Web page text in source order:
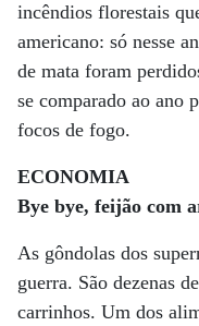
incêndios florestais
americano: só nesse
de mata foram
se comparado ao ano
focos de fogo.
ECONOMIA
Bye bye, feijão com
As gôndolas dos
guerra. São dezenas
carrinhos. Um dos